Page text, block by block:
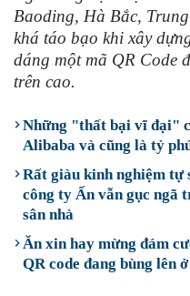
Baoding, Hà Bắc,
khá táo bạo khi xây
dáng một mã QR Code
trên cao.
Những "thất bại vĩ đại"
Alibaba và cũng là tỷ
Rất giàu kinh nghiệm tự
công ty Ấn vẫn gục ngã
sân nhà
Ăn xin hay mừng đám
QR code đang bùng lên